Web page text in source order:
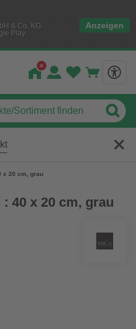
& Co. KG
Play
Anzeigen
x 20 cm, grau
40 x 20 cm, grau